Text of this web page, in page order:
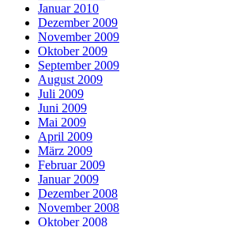
Januar 2010
Dezember 2009
November 2009
Oktober 2009
September 2009
August 2009
Juli 2009
Juni 2009
Mai 2009
April 2009
März 2009
Februar 2009
Januar 2009
Dezember 2008
November 2008
Oktober 2008